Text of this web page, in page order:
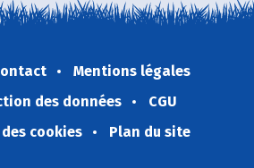
Mentions légales
des données
CGU
cookies
Plan du site